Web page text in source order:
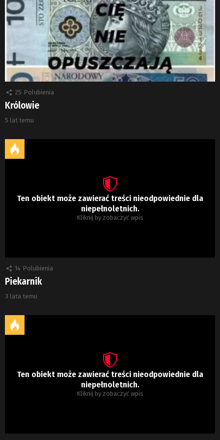
25 Polubienia
Królowie
5 lat temu
Ten obiekt może zawierać treści nieodpowiednie dla
niepełnoletnich.
Kliknij by zobaczyć wpis
14 Polubienia
Piekarnik
3 lata temu
Ten obiekt może zawierać treści nieodpowiednie dla
niepełnoletnich.
Kliknij by zobaczyć wpis